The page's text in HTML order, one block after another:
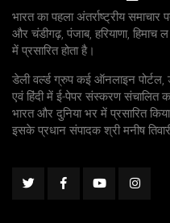
भारत का पहला अंतर्राष्ट्रीय
और चंडीगढ़, पंजाब, हरियाणा, हिमाच
में प्रसारित होता है।
डेली वर्ल्ड ग्रुप कई ऑनलाइन पोर्टल,
एवं हिंदी में ई-पेपर संस्करण
भारत और दुनिया भर में प्रसारित
इसके प्रधान संपादक श्री मनीष